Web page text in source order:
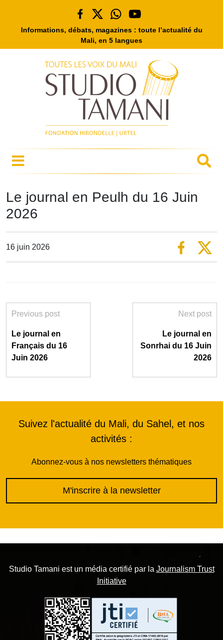
Informations, débats, magazines : toute l’actualité du
Mali, en 5 langues
Le journal en Peulh du 16 Juin
2026
16 juin 2026
Previous post
Le journal en
Français du 16
Juin 2026
Next post
Le journal en
Sonrhai du 16 Juin
2026
Suivez l'actualité du Mali, du Sahel, et nos
activités :
Abonnez-vous à nos newsletters thématiques
M'inscrire à la newsletter
Studio Tamani est un média certifié par la Journalism Trust
Initiative